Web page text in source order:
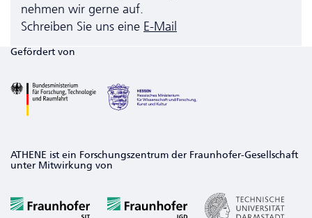
nehmen wir gerne auf.
Schreiben Sie uns eine E-Mail
Gefördert von
ATHENE ist ein Forschungszentrum der Fraunhofer-Gesellschaft
unter Mitwirkung von